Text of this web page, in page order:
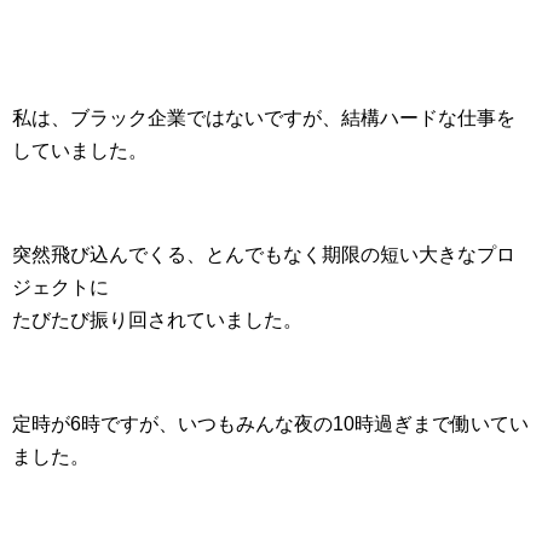
私は、ブラック企業ではないですが、結構ハードな仕事を
していました。
突然飛び込んでくる、とんでもなく期限の短い大きなプロ
ジェクトに
たびたび振り回されていました。
定時が6時ですが、いつもみんな夜の10時過ぎまで働いてい
ました。